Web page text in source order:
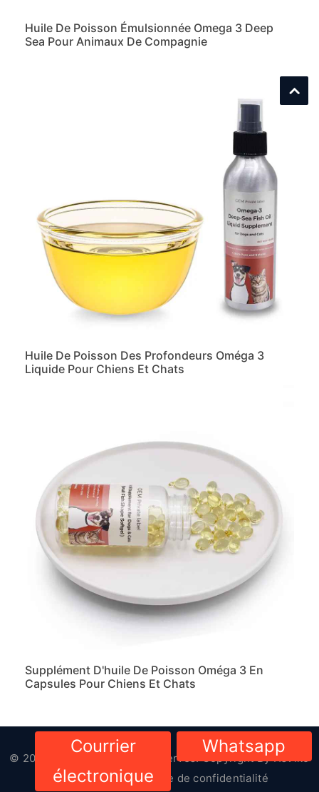
Huile De Poisson Émulsionnée Omega 3 Deep
Sea Pour Animaux De Compagnie
Huile De Poisson Des Profondeurs Oméga 3
Liquide Pour Chiens Et Chats
Supplément D'huile De Poisson Oméga 3 En
Capsules Pour Chiens Et Chats
Courrier
électronique
Whatsapp
© 2023-2024. Tous droits réservés. Copyright ByHsViko
Pet Supplies|Politique de confidentialité